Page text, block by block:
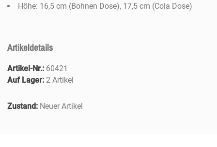
Höhe: 16,5 cm (Bohnen Dose), 17,5 cm (Cola Dose)
Artikeldetails
Artikel-Nr.: 60421
Auf Lager: 2 Artikel
Zustand: Neuer Artikel